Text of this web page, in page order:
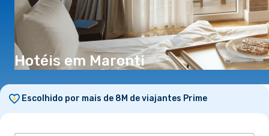
Hotéis em Maronti
Escolhido por mais de 8M de viajantes Prime